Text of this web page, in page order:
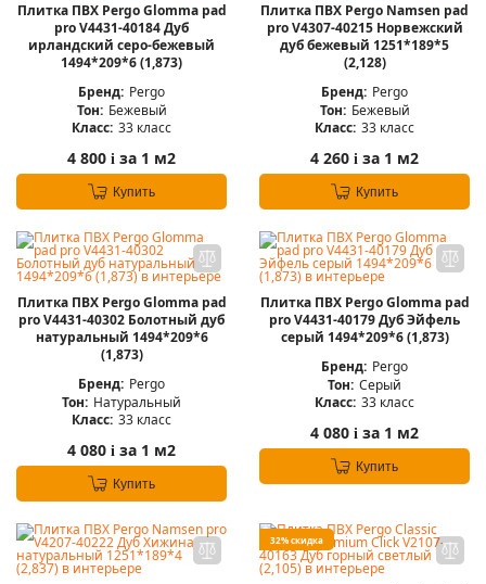
Плитка ПВХ Pergo Glomma pad
pro V4431-40184 Дуб
ирландский серо-бежевый
1494*209*6 (1,873)
Бренд: Pergo
Тон: Бежевый
Класс: 33 класс
4 800 i за 1 м2
Купить
Плитка ПВХ Pergo Namsen pad
pro V4307-40215 Норвежский
дуб бежевый 1251*189*5
(2,128)
Бренд: Pergo
Тон: Бежевый
Класс: 33 класс
4 260 i за 1 м2
Купить
Плитка ПВХ Pergo Glomma pad
pro V4431-40302 Болотный дуб
натуральный 1494*209*6
(1,873)
Бренд: Pergo
Тон: Натуральный
Класс: 33 класс
4 080 i за 1 м2
Купить
Плитка ПВХ Pergo Glomma pad
pro V4431-40179 Дуб Эйфель
серый 1494*209*6 (1,873)
Бренд: Pergo
Тон: Серый
Класс: 33 класс
4 080 i за 1 м2
Купить
32% скидка